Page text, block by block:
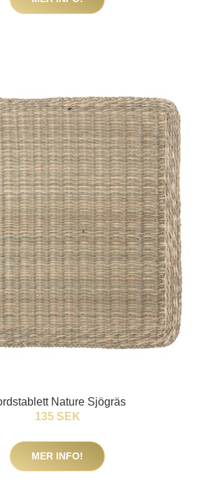
Nature Sjögräs
135 SEK
MER INFO!